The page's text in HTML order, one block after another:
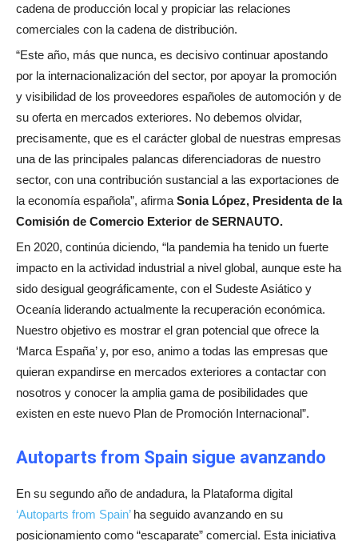
cadena de producción local y propiciar las relaciones
comerciales con la cadena de distribución.
“Este año, más que nunca, es decisivo continuar apostando
por la internacionalización del sector, por apoyar la promoción
y visibilidad de los proveedores españoles de automoción y de
su oferta en mercados exteriores. No debemos olvidar,
precisamente, que es el carácter global de nuestras empresas
una de las principales palancas diferenciadoras de nuestro
sector, con una contribución sustancial a las exportaciones de
la economía española”, afirma Sonia López, Presidenta de la
Comisión de Comercio Exterior de SERNAUTO.
En 2020, continúa diciendo, “la pandemia ha tenido un fuerte
impacto en la actividad industrial a nivel global, aunque este ha
sido desigual geográficamente, con el Sudeste Asiático y
Oceanía liderando actualmente la recuperación económica.
Nuestro objetivo es mostrar el gran potencial que ofrece la
‘Marca España’ y, por eso, animo a todas las empresas que
quieran expandirse en mercados exteriores a contactar con
nosotros y conocer la amplia gama de posibilidades que
existen en este nuevo Plan de Promoción Internacional”.
Autoparts from Spain sigue avanzando
En su segundo año de andadura, la Plataforma digital
‘Autoparts from Spain’ha seguido avanzando en su
posicionamiento como “escaparate” comercial. Esta iniciativa